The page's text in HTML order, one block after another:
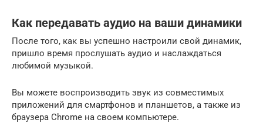
Как передавать аудио на ваши динамики
После того, как вы успешно настроили свой динамик,
пришло время прослушать аудио и наслаждаться
любимой музыкой.
Вы можете воспроизводить звук из совместимых
приложений для смартфонов и планшетов, а также из
браузера Chrome на своем компьютере.